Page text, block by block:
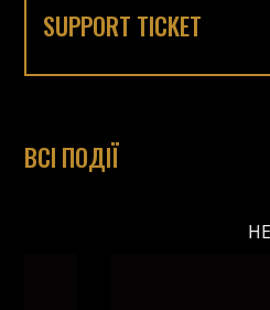
SUPPORT TICKET
ВСІ ПОДІЇ
НЕДІЛЯ,